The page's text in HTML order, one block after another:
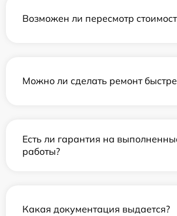
Возможен ли пересмотр
Можно ли сделать ремонт
Есть ли гарантия на
работы?
Какая документация выдается?